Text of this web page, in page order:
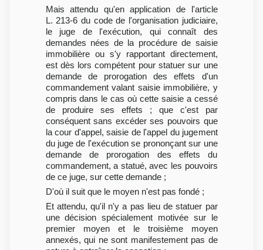
Mais attendu qu'en application de l'article
L. 213-6 du code de l'organisation judiciaire,
le juge de l'exécution, qui connaît des
demandes nées de la procédure de saisie
immobilière ou s'y rapportant directement,
est dès lors compétent pour statuer sur une
demande de prorogation des effets d'un
commandement valant saisie immobilière, y
compris dans le cas où cette saisie a cessé
de produire ses effets ; que c'est par
conséquent sans excéder ses pouvoirs que
la cour d'appel, saisie de l'appel du jugement
du juge de l'exécution se prononçant sur une
demande de prorogation des effets du
commandement, a statué, avec les pouvoirs
de ce juge, sur cette demande ;
D'où il suit que le moyen n'est pas fondé ;
Et attendu, qu'il n'y a pas lieu de statuer par
une décision spécialement motivée sur le
premier moyen et le troisième moyen
annexés, qui ne sont manifestement pas de